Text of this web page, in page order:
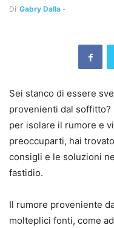
Di Gabry Dalla -
Sei stanco di essere
provenienti dal
per isolare il rumore e
preoccuparti, hai
consigli e le soluzioni
fastidio.
Il rumore proveniente
molteplici fonti, come